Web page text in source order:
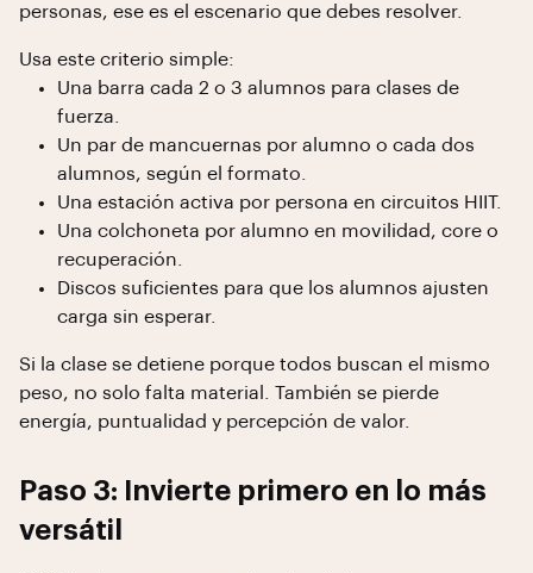
personas, ese es el escenario que debes resolver.
Usa este criterio simple:
Una barra cada 2 o 3 alumnos para clases de
fuerza.
Un par de mancuernas por alumno o cada dos
alumnos, según el formato.
Una estación activa por persona en circuitos HIIT.
Una colchoneta por alumno en movilidad, core o
recuperación.
Discos suficientes para que los alumnos ajusten
carga sin esperar.
Si la clase se detiene porque todos buscan el mismo
peso, no solo falta material. También se pierde
energía, puntualidad y percepción de valor.
Paso 3: Invierte primero en lo más
versátil